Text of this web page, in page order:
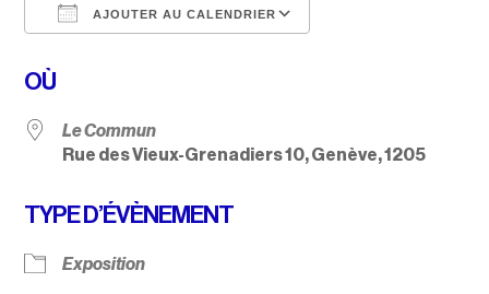
AJOUTER AU CALENDRIER
OÙ
Le Commun
Rue des Vieux-Grenadiers 10, Genève, 1205
TYPE D’ÉVÈNEMENT
Exposition